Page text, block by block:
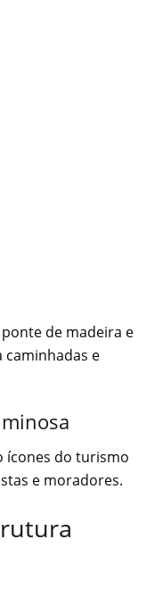
de madeira e
caminhadas e
ícones do turismo
e moradores.